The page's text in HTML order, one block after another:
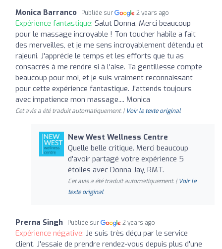
Monica Barranco Publiée sur 2 years ago
Expérience fantastique: Salut Donna, Merci beaucoup
pour le massage incroyable ! Ton toucher habile a fait
des merveilles, et je me sens incroyablement détendu et
rajeuni. J'apprécie le temps et les efforts que tu as
consacrés à me rendre si à l'aise. Ta gentillesse compte
beaucoup pour moi, et je suis vraiment reconnaissant
pour cette expérience fantastique. J'attends toujours
avec impatience mon massage.... Monica
Cet avis a été traduit automatiquement. | Voir le texte original
New West Wellness Centre
Quelle belle critique. Merci beaucoup
d'avoir partagé votre expérience 5
étoiles avec Donna Jay, RMT.
Cet avis a été traduit automatiquement. | Voir le
texte original
Prerna Singh Publiée sur 2 years ago
Expérience négative: Je suis très déçu par le service
client. J'essaie de prendre rendez-vous depuis plus d'une